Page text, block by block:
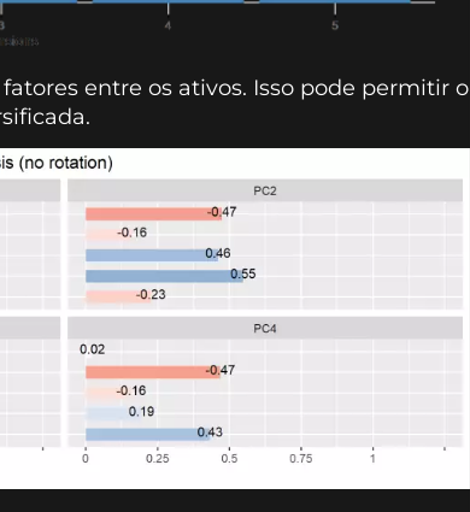
entre os ativos. Isso pode permitir o